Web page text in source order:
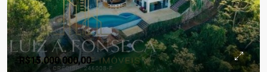
R$15.000.000,00